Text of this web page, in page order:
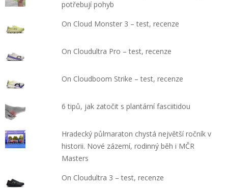
potřebují pohyb
On Cloud Monster 3 – test, recenze
On Cloudultra Pro – test, recenze
On Cloudboom Strike – test, recenze
6 tipů, jak zatočit s plantární fasciitidou
Hradecký půlmaraton chystá největší ročník v
historii. Nové zázemí, rodinný běh i MČR
Masters
On Cloudultra 3 – test, recenze